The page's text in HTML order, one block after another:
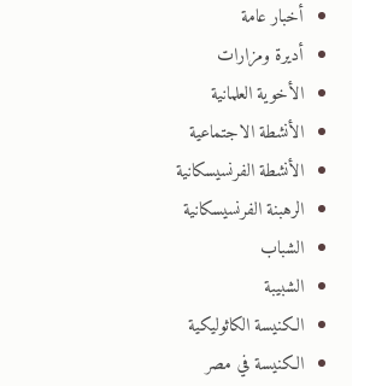
أخبار عامة
أديرة ومزارات
الأخوية العلمانية
الأنشطة الاجتماعية
الأنشطة الفرنسيسكانية
الرهبنة الفرنسيسكانية
الشباب
الشبيبة
الكنيسة الكاثوليكية
الكنيسة في مصر